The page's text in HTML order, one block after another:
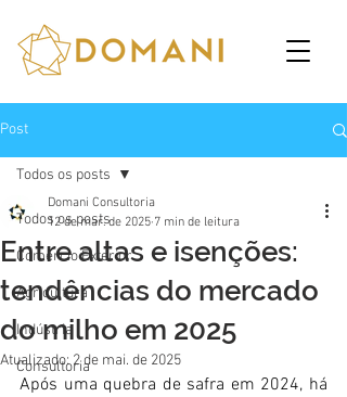
Post
Todos os posts
Comércio Exterior
Agricultura
Indústria
Consultoria
Todos os posts
Entre altas e isenções:
tendências do mercado
do milho em 2025
Domani Consultoria
12 de mar. de 2025 7 min de leitura
Atualizado:2 de mai. de 2025
Após uma quebra de safra em 2024, há